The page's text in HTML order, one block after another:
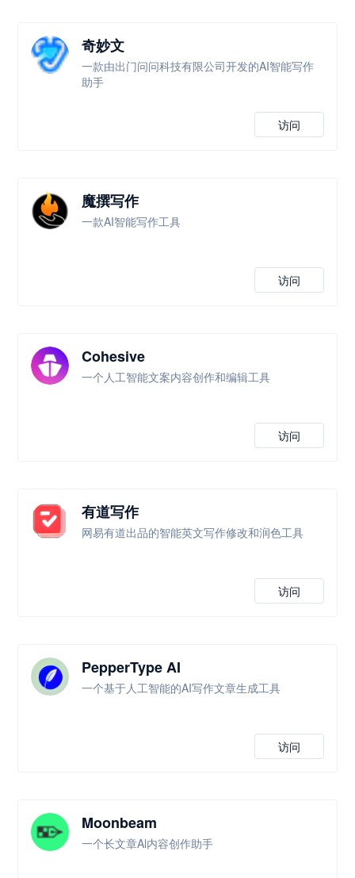
奇妙文
一款由出门问问科技有限公司开发的AI智能写作
助手
访问
魔撰写作
一款AI智能写作工具
访问
Cohesive
一个人工智能文案内容创作和编辑工具
访问
有道写作
网易有道出品的智能英文写作修改和润色工具
访问
PepperType AI
一个基于人工智能的AI写作文章生成工具
访问
Moonbeam
一个长文章Al内容创作助手